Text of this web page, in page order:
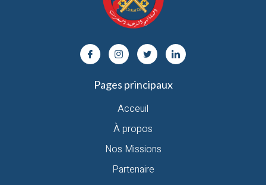
Pages principaux
Acceuil
À propos
Nos Missions
Partenaire